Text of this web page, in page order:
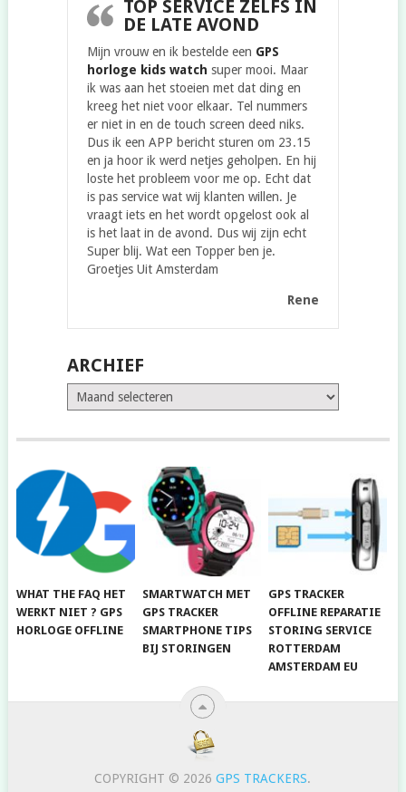
TOP SERVICE ZELFS IN
DE LATE AVOND
Mijn vrouw en ik bestelde een GPS
horloge kids watch super mooi. Maar
ik was aan het stoeien met dat ding en
kreeg het niet voor elkaar. Tel nummers
er niet in en de touch screen deed niks.
Dus ik een APP bericht sturen om 23.15
en ja hoor ik werd netjes geholpen. En hij
loste het probleem voor me op. Echt dat
is pas service wat wij klanten willen. Je
vraagt iets en het wordt opgelost ook al
is het laat in de avond. Dus wij zijn echt
Super blij. Wat een Topper ben je.
Groetjes Uit Amsterdam
Rene
ARCHIEF
Archief
WHAT THE FAQ HET
WERKT NIET ? GPS
HORLOGE OFFLINE
SMARTWATCH MET
GPS TRACKER
SMARTPHONE TIPS
BIJ STORINGEN
GPS TRACKER
OFFLINE REPARATIE
STORING SERVICE
ROTTERDAM
AMSTERDAM EU
COPYRIGHT © 2026GPS TRACKERS.